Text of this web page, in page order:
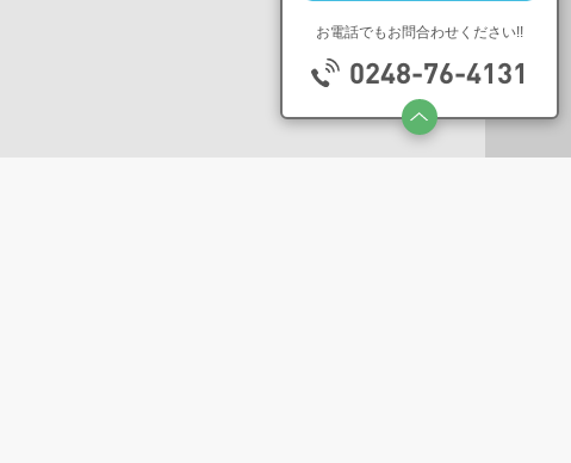
お電話でもお問合わせください!!
0248-76-4131